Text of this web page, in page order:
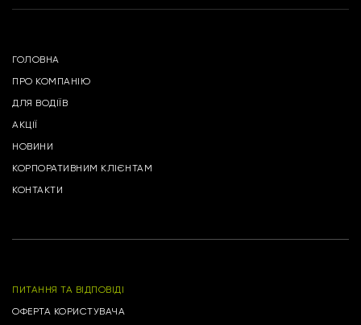
ГОЛОВНА
ПРО КОМПАНІЮ
ДЛЯ ВОДІЇВ
АКЦІЇ
НОВИНИ
КОРПОРАТИВНИМ КЛІЄНТАМ
КОНТАКТИ
ПИТАННЯ ТА ВІДПОВІДІ
ОФЕРТА КОРИСТУВАЧА